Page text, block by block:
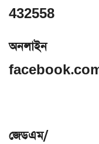
432558
জেডএম/